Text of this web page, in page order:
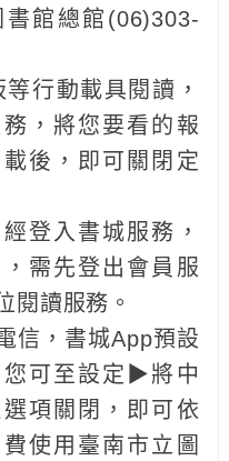
館總館(06)303-
行動載具閱讀，
，將您要看的報
後，即可關閉定
登入書城服務，
需先登出會員服
閱讀服務。
信，書城App預設
可至設定▶將中
項關閉，即可依
使用臺南市立圖